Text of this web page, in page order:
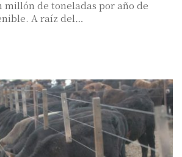
millón de toneladas por año de
A raíz del…